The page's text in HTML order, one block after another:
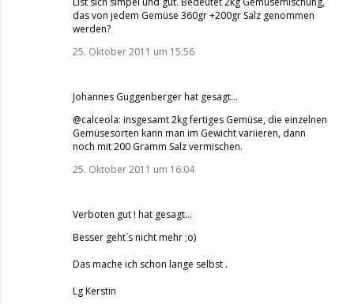
das von jedem Gemüse 360gr +200gr Salz genommen
werden?
25. Oktober 2011 um 15:56
Johannes Guggenbergerhat gesagt…
@calceola: insgesamt 2kg fertiges Gemüse, die einzelnen
Gemüsesorten kann man im Gewicht variieren, dann
noch mit 200 Gramm Salz vermischen.
25. Oktober 2011 um 16:04
Verboten gut ! hat gesagt…
Besser geht´s nicht mehr ;o)
Das mache ich schon lange selbst .
Lg Kerstin